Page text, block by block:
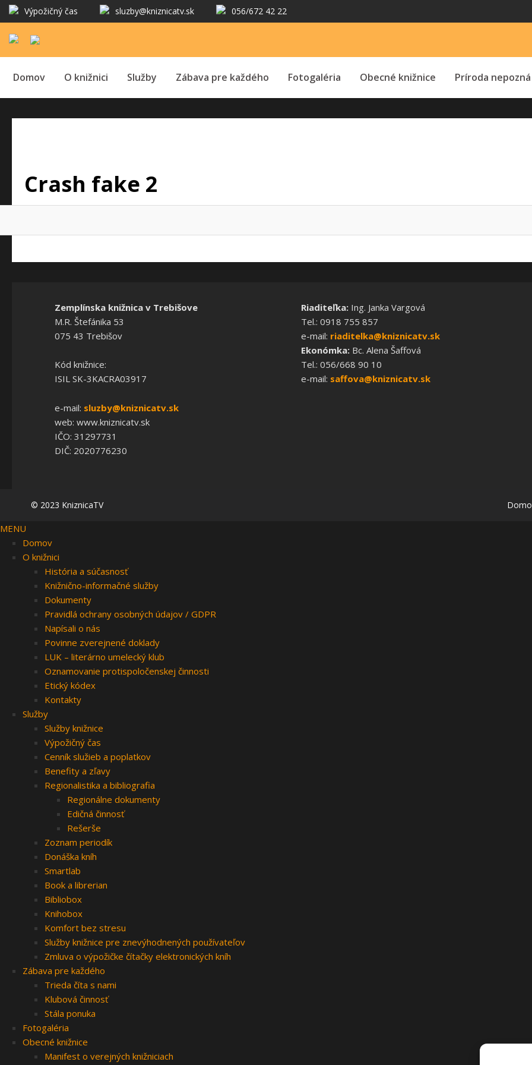
Výpožičný čas sluzby@kniznicatv.sk 056/672 42 22
Domov O knižnici Služby Zábava pre každého Fotogaléria Obecné knižnice Príroda
Crash fake 2
Zemplínska knižnica v Trebišove
M.R. Štefánika 53
075 43 Trebišov
Kód knižnice:
ISIL SK-3KACRA03917
e-mail: sluzby@kniznicatv.sk
web: www.kniznicatv.sk
IČO: 31297731
DIČ: 2020776230
Riaditeľka:Ing. Janka Vargová
Tel.: 0918 755 857
e-mail: riaditelka@kniznicatv.sk
Ekonómka:Bc. Alena Šaffová
Tel.: 056/668 90 10
e-mail: saffova@kniznicatv.sk
© 2023 KniznicaTV
MENU
Domov
O knižnici
História a súčasnosť
Knižnično-informačné služby
Dokumenty
Pravidlá ochrany osobných údajov / GDPR
Napísali o nás
Povinne zverejnené doklady
LUK – literárno umelecký klub
Oznamovanie protispoločenskej činnosti
Etický kódex
Kontakty
Služby
Služby knižnice
Výpožičný čas
Cenník služieb a poplatkov
Benefity a zľavy
Regionalistika a bibliografia
Regionálne dokumenty
Edičná činnosť
Rešerše
Zoznam periodík
Donáška kníh
Smartlab
Book a librerian
Bibliobox
Knihobox
Komfort bez stresu
Služby knižnice pre znevýhodnených používateľov
Zmluva o výpožičke čítačky elektronických kníh
Zábava pre každého
Trieda číta s nami
Klubová činnosť
Stála ponuka
Fotogaléria
Obecné knižnice
Manifest o verejných knižniciach